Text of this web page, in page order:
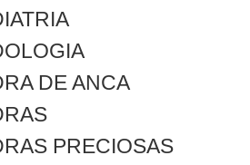
DE ANCA
PRECIOSAS